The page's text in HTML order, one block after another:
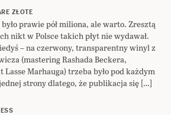
ZŁOTE
prawie pół miliona, ale warto. Zresztą
nikt w Polsce takich płyt nie wydawał.
– na czerwony, transparentny winyl z
(mastering Rashada Beckera,
Marhauga) trzeba było pod każdym
strony dlatego, że publikacja się […]